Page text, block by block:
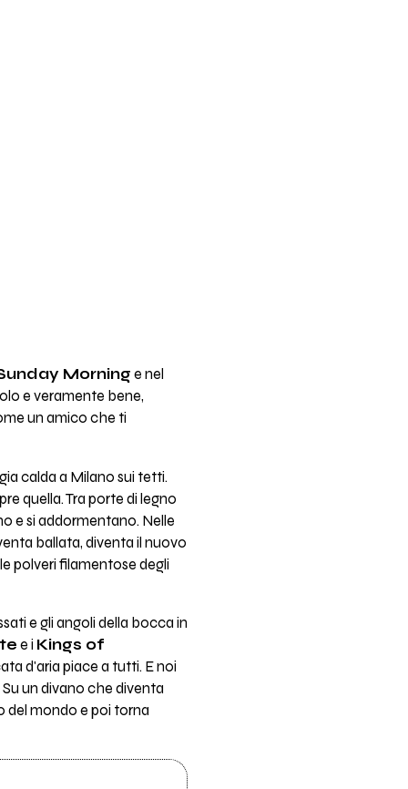
Morninge nel
e veramente bene,
un amico che ti
calda a Milano sui tetti.
quella. Tra porte di legno
e si addormentano. Nelle
ballata, diventa il nuovo
polveri filamentose degli
e gli angoli della bocca in
e i Kings of
d'aria piace a tutti. E noi
un divano che diventa
del mondo e poi torna